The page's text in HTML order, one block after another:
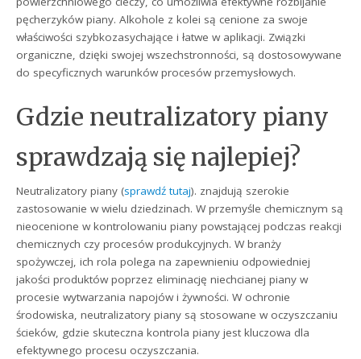
pęcherzyków piany. Alkohole z kolei są cenione za swoje
właściwości szybkozasychające i łatwe w aplikacji. Związki
organiczne, dzięki swojej wszechstronności, są dostosowywane
do specyficznych warunków procesów przemysłowych.
Gdzie neutralizatory piany
sprawdzają się najlepiej?
Neutralizatory piany (sprawdź tutaj). znajdują szerokie
zastosowanie w wielu dziedzinach. W przemyśle chemicznym są
nieocenione w kontrolowaniu piany powstającej podczas reakcji
chemicznych czy procesów produkcyjnych. W branży
spożywczej, ich rola polega na zapewnieniu odpowiedniej
jakości produktów poprzez eliminację niechcianej piany w
procesie wytwarzania napojów i żywności. W ochronie
środowiska, neutralizatory piany są stosowane w oczyszczaniu
ścieków, gdzie skuteczna kontrola piany jest kluczowa dla
efektywnego procesu oczyszczania.